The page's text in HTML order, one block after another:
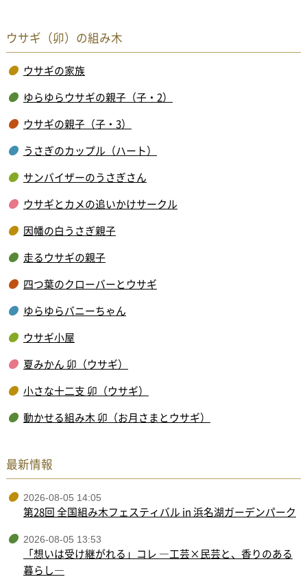
ウサギ（卯）の組み木
ウサギの家族
ゆらゆらウサギの親子（子・2）
ウサギの親子（子・3）
うさぎのカップル（ハート）
サンバイザーのうさぎさん
ウサギとカメの追いかけサークル
因幡の白うさぎ親子
走るウサギの親子
四つ葉のクローバーとウサギ
ゆらゆらバニーちゃん
ウサギ小屋
夏みかん 卯（ウサギ）
小さな十二支 卯（ウサギ）
動かせる組み木 卯（お月さまとウサギ）
最新情報
2026-08-05 14:05
第28回 全国組み木フェスティバル in 浜名湖ガーデンパーク
2026-08-05 13:53
「想いは受け継がれる」コレ ―工芸×民芸と、香りのある
暮らし―